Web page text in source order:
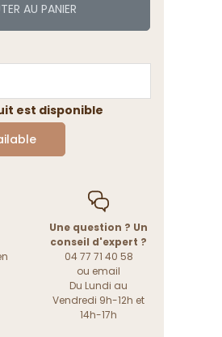
AU PANIER
est disponible
Une question ? Un
conseil d'expert ?
04 77 71 40 58
ou email
Du Lundi au
Vendredi 9h-12h et
14h-17h